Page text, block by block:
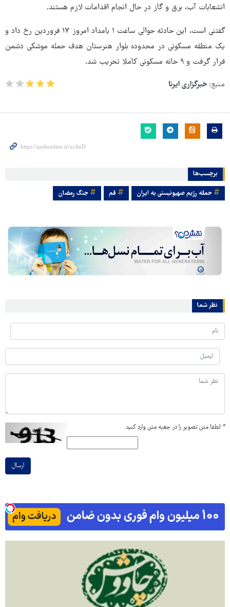
انشعابات آب، برق و گاز در حال انجام اقدامات لازم هستند.
گفتنی است، این حادثه حوالی ساعت ۱ بامداد امروز ۱۷ فروردین رخ داد و
یک منطقه مسکونی در محدوده بلوار هنرستان هدف حمله موشکی دشمن
قرار گرفت و ۹ خانه مسکونی کاملا تخریب شد.
منبع: خبرگزاری ایرنا
برچسب‌ها
حمله رژیم صهیونیستی به ایران قم جنگ رمضان
نظر شما
* لطفا متن تصویر را در جعبه متن وارد کنید
ارسال